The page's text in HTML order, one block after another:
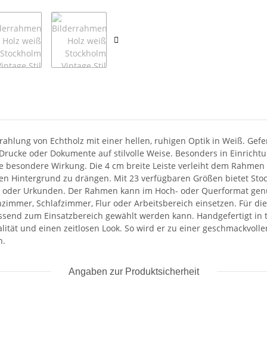
von Echtholz mit einer hellen, ruhigen Optik in Weiß.
oder Dokumente auf stilvolle Weise. Besonders in
Wirkung. Die 4 cm breite Leiste verleiht dem
Hintergrund zu drängen. Mit 23 verfügbaren Größen bietet
Urkunden. Der Rahmen kann im Hoch- oder Querformat
Schlafzimmer, Flur oder Arbeitsbereich einsetzen. Für
zum Einsatzbereich gewählt werden kann. Handgefertigt
und einen zeitlosen Look. So wird er zu einer
Angaben zur Produktsicherheit